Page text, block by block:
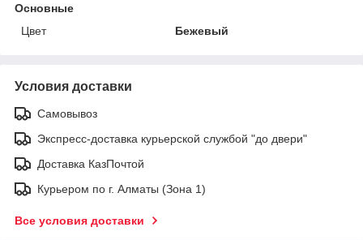
Основные
Цвет
Бежевый
Условия доставки
Самовывоз
Экспресс-доставка курьерской службой "до двери"
Доставка КазПочтой
Курьером по г. Алматы (Зона 1)
Все условия доставки